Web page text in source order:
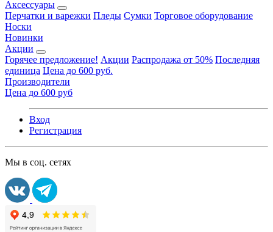
Аксессуары
Перчатки и варежки Пледы Сумки Торговое оборудование
Носки
Новинки
Акции
Горячее предложение! Акции Распродажа от 50% Последняя
единица Цена до 600 руб.
Производители
Цена до 600 руб
Вход
Регистрация
Мы в соц. сетях